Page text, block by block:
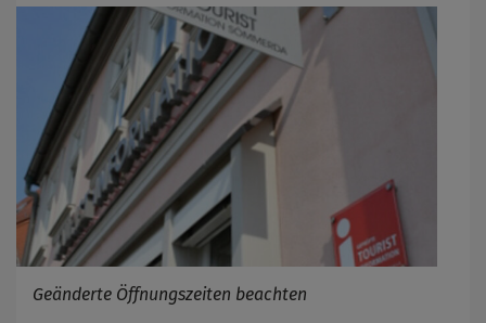
Geänderte Öffnungszeiten beachten